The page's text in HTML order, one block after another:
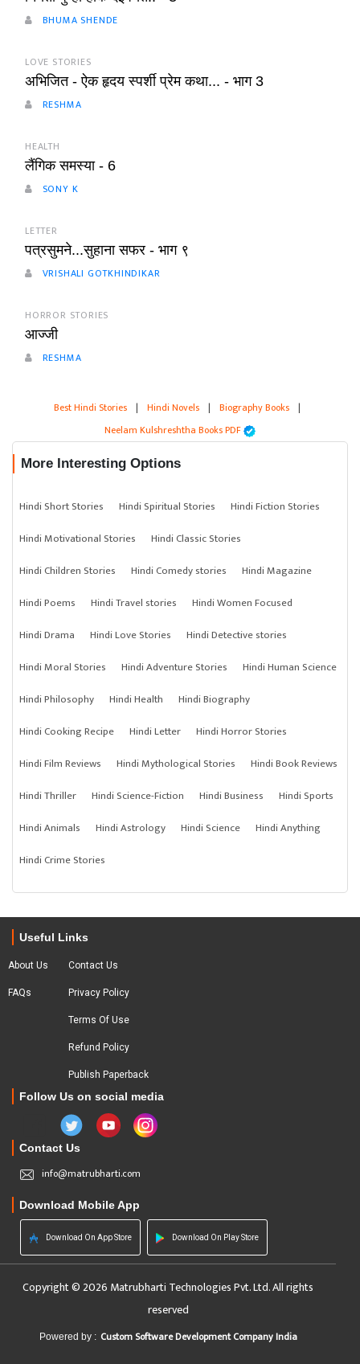
BHUMA SHENDE
LOVE STORIES
अभिजित - ऐक हृदय स्पर्शी प्रेम कथा... - भाग 3
RESHMA
HEALTH
लैंगिक समस्या - 6
SONY K
LETTER
पत्रसुमने...सुहाना सफर - भाग ९
VRISHALI GOTKHINDIKAR
HORROR STORIES
आज्जी
RESHMA
Best Hindi Stories | Hindi Novels | Biography Books |
Neelam Kulshreshtha Books PDF
More Interesting Options
Hindi Short Stories Hindi Spiritual Stories
Hindi Fiction Stories
Hindi Motivational Stories
Hindi Classic Stories
Hindi Children Stories
Hindi Comedy stories
Hindi Magazine
Hindi Poems
Hindi Travel stories
Hindi Women Focused
Hindi Drama
Hindi Love Stories
Hindi Detective stories
Hindi Moral Stories
Hindi Adventure Stories
Hindi Human Science
Hindi Philosophy
Hindi Health
Hindi Biography
Hindi Cooking Recipe
Hindi Letter
Hindi Horror Stories
Hindi Film Reviews
Hindi Mythological Stories
Hindi Book Reviews
Hindi Thriller
Hindi Science-Fiction Hindi Business
Hindi Sports
Hindi Animals
Hindi Astrology Hindi Science
Hindi Anything
Hindi Crime Stories
Useful Links
About Us
FAQs
Contact Us
Privacy Policy
Terms Of Use
Refund Policy
Publish Paperback
Follow Us on social media
Contact Us
info@matrubharti.com
Download Mobile App
Download On App Store Download On Play Store
Copyright © 2026 Matrubharti Technologies Pvt. Ltd. All rights
reserved
Powered by : Custom Software Development Company India